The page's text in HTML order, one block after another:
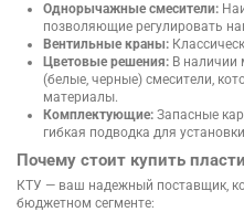
Однорычажные смесители:
позволяющие регулировать
Вентильные краны:
Цветовые решения: В наличии
(белые, черные) смесители,
материалы.
Комплектующие: Запасные
гибкая подводка для
Почему стоит купить
КТУ — ваш надежный поставщик,
бюджетном сегменте: